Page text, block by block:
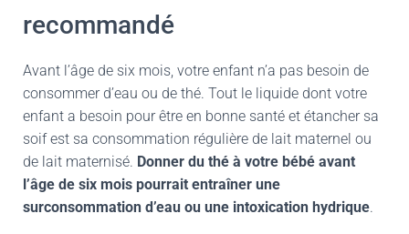
recommandé
Avant l’âge de six mois, votre enfant n’a pas besoin de
consommer d’eau ou de thé. Tout le liquide dont votre
enfant a besoin pour être en bonne santé et étancher sa
soif est sa consommation régulière de lait maternel ou
de lait maternisé. Donner du thé à votre bébé avant
l’âge de six mois pourrait entraîner une
surconsommation d’eau ou une intoxication hydrique.